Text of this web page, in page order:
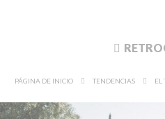
PÁGINA DE INICIO TENDENCIAS EL